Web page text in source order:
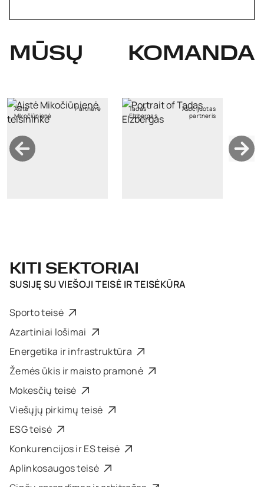
MŪSŲ KOMANDA
Aistė
Mikočiūnienė
Partnerė
Tadas
Elzbergas
Asocijuotas
partneris
KITI SEKTORIAI
SUSIJĘ SUVIEŠOJI TEISĖ IR TEISĖKŪRA
Sporto teisė
Azartiniai lošimai
Energetika ir infrastruktūra
Žemės ūkis ir maisto pramonė
Mokesčių teisė
Viešųjų pirkimų teisė
ESG teisė
Konkurencijos ir ES teisė
Aplinkosaugos teisė